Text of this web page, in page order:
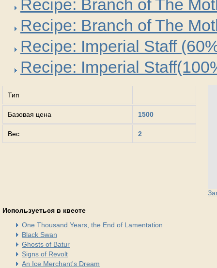
Recipe: Branch of The
Recipe: Branch of The
Recipe: Imperial Staff
Recipe: Imperial
Тип
Базовая цена 1500
Вес 2
Используеться в квесте
One Thousand Years, the End of Lamentation
Black Swan
Ghosts of Batur
Signs of Revolt
An Ice Merchant's Dream